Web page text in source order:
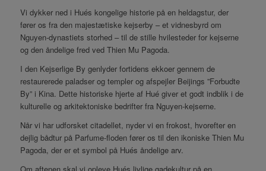
Vi dykker ned i Hués kongelige historie på en heldagstur, der
fører os fra den majestætiske kejserby – et vidnesbyrd om
Nguyen-dynastiets storhed – til de stille hvilesteder for kejserne
og den åndelige fred ved Thien Mu Pagoda.
I den Kejserlige By genlyder fortidens ekkoer gennem de
restaurerede paladser og templer og afspejler Beijings ”Forbudte
By” i Kina. Dette historiske hjerte af Hué giver et godt indblik i de
kulturelle og arkitektoniske bedrifter fra Nguyen-kejserne.
Når vi har udforsket citadellet, nyder vi en frokost, hvorefter en
dejlig bådtur på Parfume-floden fører os til den ikoniske Thien Mu
Pagoda, der er et symbol på Hués åndelige arv.